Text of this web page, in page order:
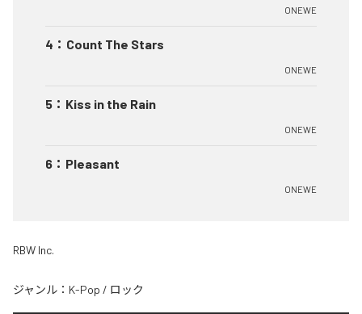
ONEWE
4 ： Count The Stars
ONEWE
5 ： Kiss in the Rain
ONEWE
6 ： Pleasant
ONEWE
RBW Inc.
ジャンル： K-Pop / ロック